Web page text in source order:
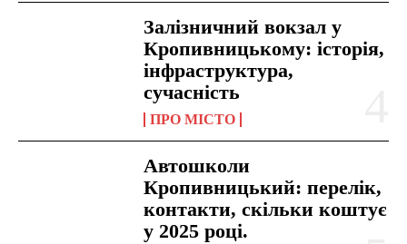
Залізничний вокзал у
Кропивницькому: історія,
інфраструктура,
сучасність
ПРО МІСТО
Автошколи
Кропивницький: перелік,
контакти, скільки коштує
у 2025 році.